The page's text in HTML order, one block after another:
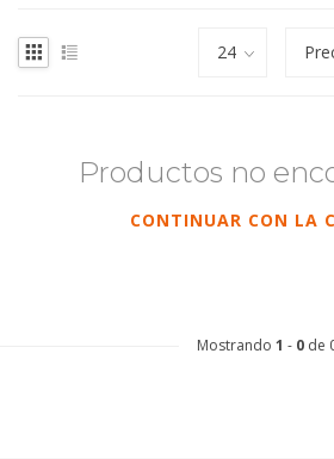
Productos no
CONTINUAR CON LA
Mostrando 1 - 0 de